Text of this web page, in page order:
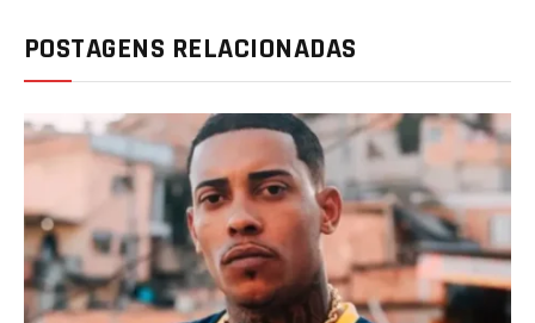
POSTAGENS RELACIONADAS